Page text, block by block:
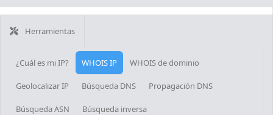
Herramientas
¿Cuál es mi IP? WHOIS IP WHOIS de dominio
Geolocalizar IP Búsqueda DNS Propagación DNS
Búsqueda ASN Búsqueda inversa